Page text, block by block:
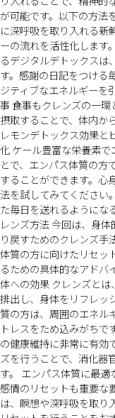
が可能です。以下の方法
に深呼吸を取り入れる新
ーの流れを活性化します
るデジタルデトックスは
す。感謝の日記をつける
ジティブなエネルギーを
事 食事もクレンズの一
摂取することで、体内か
レモンデトックス効果と
化 ケール豊富な栄養素
とで、エンパス体質の方
することができます。心
法を試してみてください
た毎日を送れるようにな
レンズ方法 今回は、身
り戻すためのクレンズ手
体質の方に向けたリセッ
るための具体的なアドバ
体への効果 クレンズと
排出し、身体をリフレッ
質の方は、周囲のエネル
トレスをため込みがち
の健康維持に非常に有効
ズを行うことで、消化器
す。 エンパス体質に最適
感情のリセットも重要な
は、瞑想や深呼吸を取り